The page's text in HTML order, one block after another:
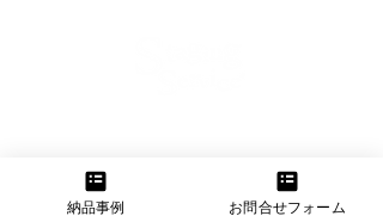
TEL：06-6160-3555 FAX：06-6160-3556
納品事例 お問合せフォーム